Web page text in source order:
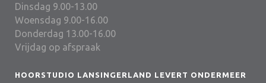
Dinsdag 9.00-13.00
Woensdag 9.00-16.00
Donderdag 13.00-16.00
Vrijdag op afspraak
HOORSTUDIO LANSINGERLAND LEVERT ONDERMEER